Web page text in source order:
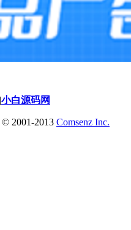
小白源码网
© 2001-2013 Comsenz Inc.